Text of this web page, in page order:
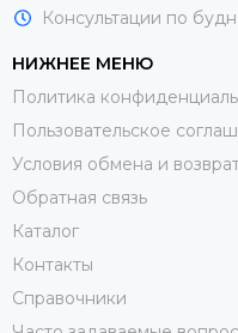
Консультации по
НИЖНЕЕ МЕНЮ
Политика
Пользовательское
Условия обмена и
Обратная связь
Каталог
Контакты
Справочники